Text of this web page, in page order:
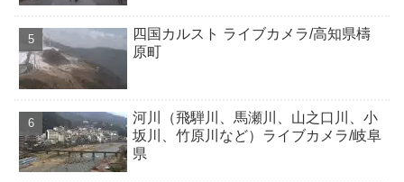
四国カルスト ライブカメラ/高知県檮
原町
河川（飛騨川、馬瀬川、山之口川、小
坂川、竹原川など）ライブカメラ/岐阜
県